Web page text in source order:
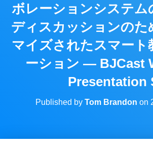
ボレーションシステム
ディスカッションのた
マイズされたスマート
ーション — BJCast
Presentation
Published by Tom Brandon on